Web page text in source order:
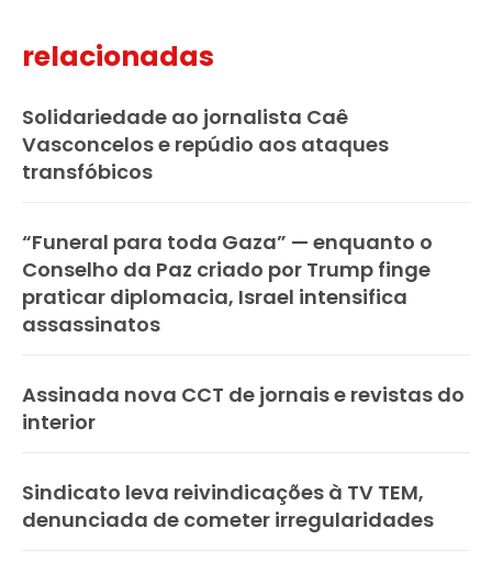
relacionadas
Solidariedade ao jornalista Caê
Vasconcelos e repúdio aos ataques
transfóbicos
“Funeral para toda Gaza” — enquanto o
Conselho da Paz criado por Trump finge
praticar diplomacia, Israel intensifica
assassinatos
Assinada nova CCT de jornais e revistas do
interior
Sindicato leva reivindicações à TV TEM,
denunciada de cometer irregularidades